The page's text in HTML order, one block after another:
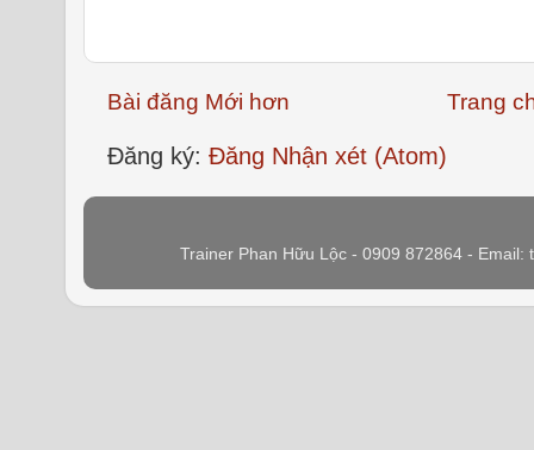
Bài đăng Mới hơn Trang
Đăng ký: Đăng Nhận xét (Atom)
Trainer Phan Hữu Lộc - 0909 872864 -